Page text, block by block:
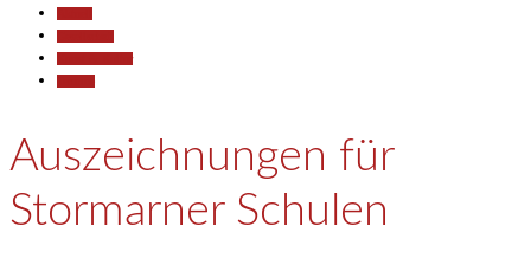
Auszeichnungen für
Stormarner Schulen